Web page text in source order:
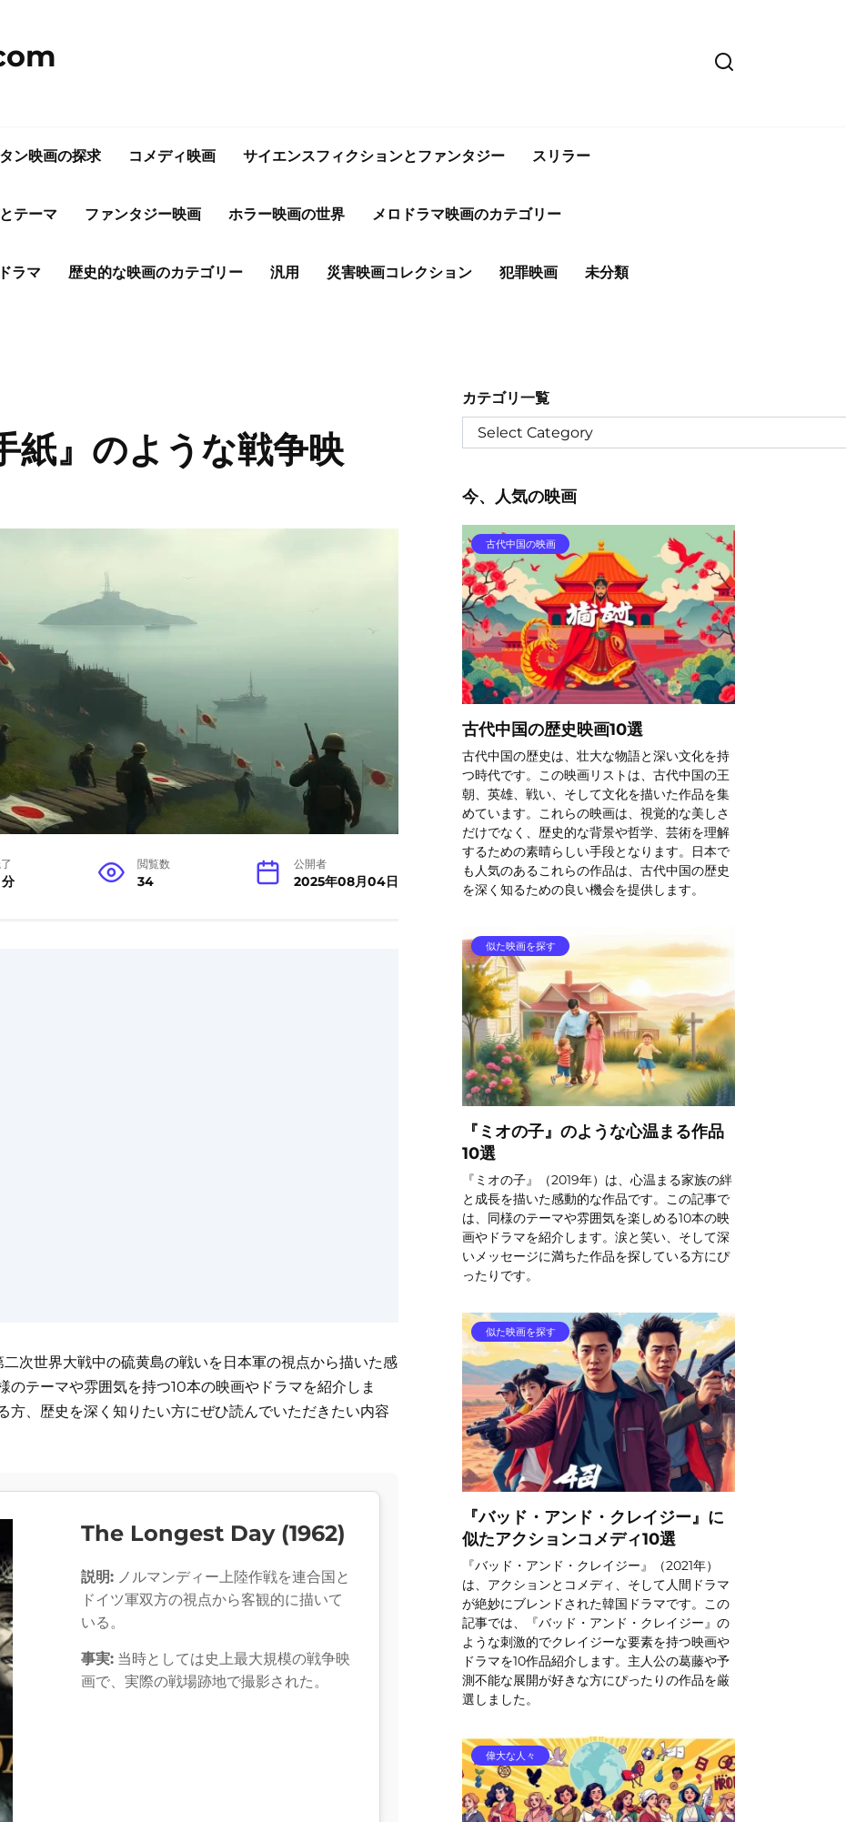
ン映画の探求 コメディ映画 サイエンスフィクションとファンタジー スリラー
テーマ ファンタジー映画 ホラー映画の世界 メロドラマ映画のカテゴリー
ラマ 歴史的な映画のカテゴリー 汎用 災害映画コレクション 犯罪映画 未分類
紙』のような戦争映
閲覧数
34
公開者
2025年08月04日
次世界大戦中の硫黄島の戦いを日本軍の視点から描いた感
テーマや雰囲気を持つ10本の映画やドラマを紹介しま
方、歴史を深く知りたい方にぜひ読んでいただきたい内容
The Longest Day (1962)
説明: ノルマンディー上陸作戦を連合国と
ドイツ軍双方の視点から客観的に描いて
いる。
事実: 当時としては史上最大規模の戦争映
画で、実際の戦場跡地で撮影された。
カテゴリ一覧
今、人気の映画
古代中国の映画
古代中国の歴史映画10選
古代中国の歴史は、壮大な物語と深い文化を持
つ時代です。この映画リストは、古代中国の王
朝、英雄、戦い、そして文化を描いた作品を集
めています。これらの映画は、視覚的な美しさ
だけでなく、歴史的な背景や哲学、芸術を理解
するための素晴らしい手段となります。日本で
も人気のあるこれらの作品は、古代中国の歴史
を深く知るための良い機会を提供します。
似た映画を探す
『ミオの子』のような心温まる作品
10選
『ミオの子』（2019年）は、心温まる家族の絆
と成長を描いた感動的な作品です。この記事で
は、同様のテーマや雰囲気を楽しめる10本の映
画やドラマを紹介します。涙と笑い、そして深
いメッセージに満ちた作品を探している方にぴ
ったりです。
似た映画を探す
『バッド・アンド・クレイジー』に
似たアクションコメディ10選
『バッド・アンド・クレイジー』（2021年）
は、アクションとコメディ、そして人間ドラマ
が絶妙にブレンドされた韓国ドラマです。この
記事では、『バッド・アンド・クレイジー』の
ような刺激的でクレイジーな要素を持つ映画や
ドラマを10作品紹介します。主人公の葛藤や予
測不能な展開が好きな方にぴったりの作品を厳
選しました。
偉大な人々